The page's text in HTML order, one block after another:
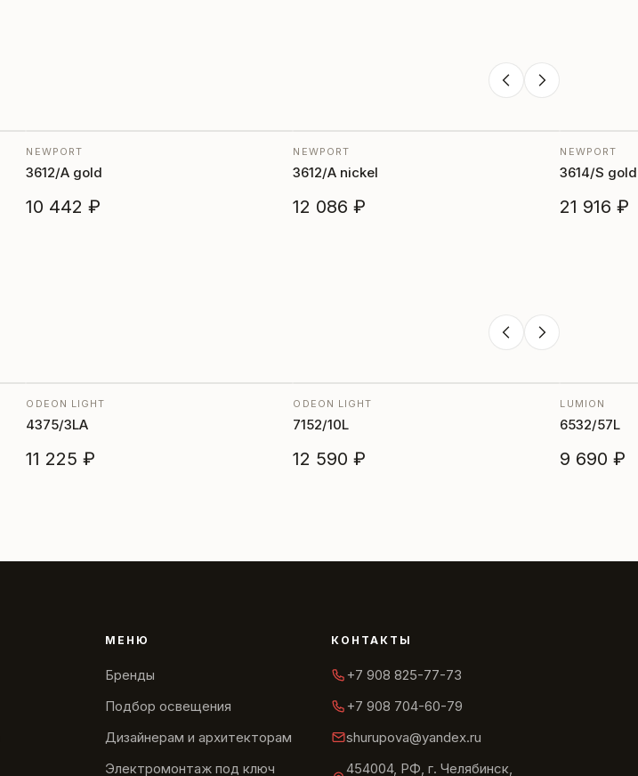
NEWPORT
3612/A gold
10 442 ₽
NEWPORT
3612/A nickel
12 086 ₽
NEWPORT
3614/S gold
21 916 ₽
ODEON LIGHT
4375/3LA
11 225 ₽
ODEON LIGHT
7152/10L
12 590 ₽
LUMION
6532/57L
9 690 ₽
МЕНЮ
Бренды
Подбор освещения
Дизайнерам и архитекторам
Электромонтаж под ключ
КОНТАКТЫ
+7 908 825-77-73
+7 908 704-60-79
shurupova@yandex.ru
454004, РФ, г. Челябинск,